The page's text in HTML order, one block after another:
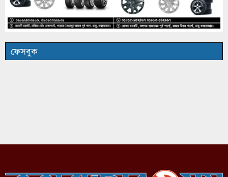
ফেসবুক